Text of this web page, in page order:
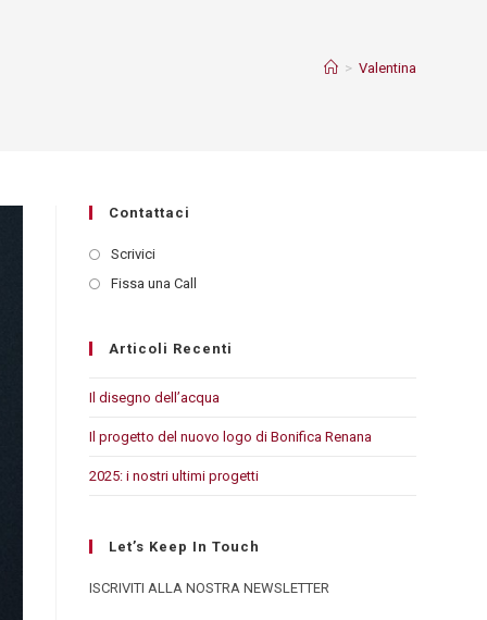
> Valentina
Contattaci
Scrivici
Fissa una Call
Articoli Recenti
Il disegno dell’acqua
Il progetto del nuovo logo di Bonifica Renana
2025: i nostri ultimi progetti
Let’s Keep In Touch
ISCRIVITI ALLA NOSTRA NEWSLETTER